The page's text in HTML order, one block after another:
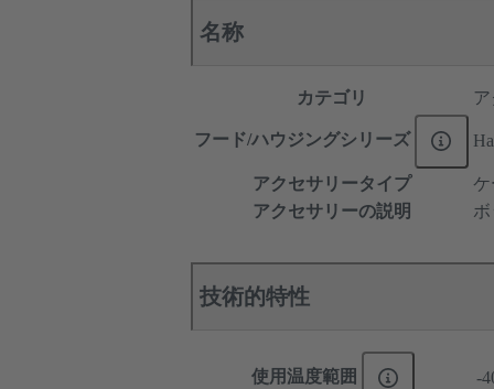
名称
カテゴリ
フード/ハウジングシリーズ
アクセサリータイプ
アクセサリーの説明
技術的特性
使用温度範囲 -